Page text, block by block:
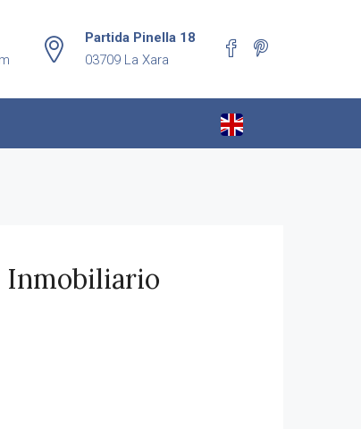
Partida Pinella 18
03709 La Xara
Inmobiliario